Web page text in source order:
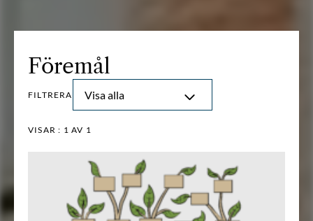
Föremål
FILTRERA Visa alla
VISAR : 1 AV 1